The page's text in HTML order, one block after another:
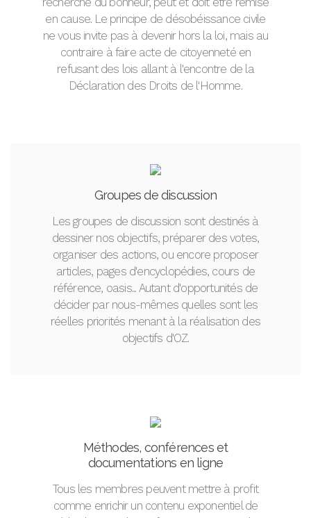
en cause. Le principe de désobéissance civile
ne vous invite pas à devenir hors la loi, mais au
contraire à faire acte de citoyenneté en
refusant des lois allant à l'encontre de la
Déclaration des Droits de l'Homme.
Groupes de discussion
Les groupes de discussion sont destinés à
dessiner nos objectifs, préparer des votes,
organiser des actions, ou encore proposer
articles, pages d'encyclopédies, cours de
référence, oasis... Autant d'opportunités de
décider par nous-mêmes quelles sont les
réelles priorités menant à la réalisation des
objectifs d'OZ.
Méthodes, conférences et
documentations en ligne
Tous les membres peuvent mettre à profit
comme enrichir un contenu exponentiel de